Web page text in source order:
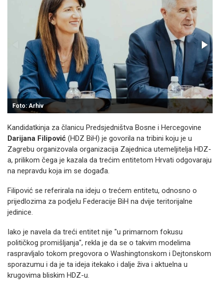
Foto: Arhiv
Kandidatkinja za članicu Predsjedništva Bosne i Hercegovine
Darijana Filipović (HDZ BiH) je govorila na tribini koju je u
Zagrebu organizovala organizacija Zajednica utemeljitelja HDZ-
a, prilikom čega je kazala da trećim entitetom Hrvati odgovaraju
na nepravdu koja im se događa.
Filipović se referirala na ideju o trećem entitetu, odnosno o
prijedlozima za podjelu Federacije BiH na dvije teritorijalne
jedinice.
Iako je navela da treći entitet nije "u primarnom fokusu
političkog promišljanja", rekla je da se o takvim modelima
raspravljalo tokom pregovora o Washingtonskom i Dejtonskom
sporazumu i da je ta ideja itekako i dalje živa i aktuelna u
krugovima bliskim HDZ-u.